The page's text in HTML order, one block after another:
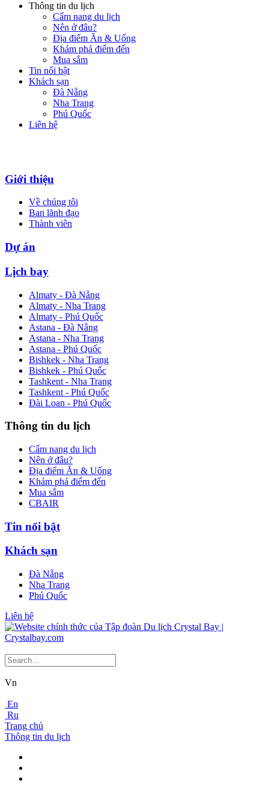
Thông tin du lịch
Cẩm nang du lịch
Nên ở đâu?
Địa điểm Ăn & Uống
Khám phá điểm đến
Mua sắm
Tin nổi bật
Khách sạn
Đà Nẵng
Nha Trang
Phú Quốc
Liên hệ
Giới thiệu
Về chúng tôi
Ban lãnh đạo
Thành viên
Dự án
Lịch bay
Almaty - Đà Nẵng
Almaty - Nha Trang
Almaty - Phú Quốc
Astana - Đà Nẵng
Astana - Nha Trang
Astana - Phú Quốc
Bishkek - Nha Trang
Bishkek - Phú Quốc
Tashkent - Nha Trang
Tashkent - Phú Quốc
Đài Loan - Phú Quốc
Thông tin du lịch
Cẩm nang du lịch
Nên ở đâu?
Địa điểm Ăn & Uống
Khám phá điểm đến
Mua sắm
CBAIR
Tin nổi bật
Khách sạn
Đà Nẵng
Nha Trang
Phú Quốc
Liên hệ
Vn
En
Ru
Trang chủ
Thông tin du lịch